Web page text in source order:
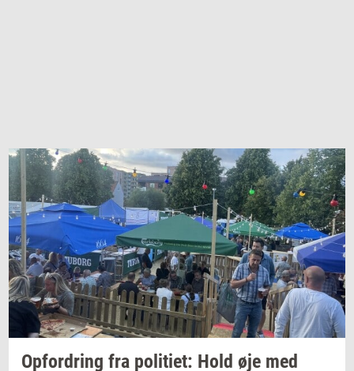
Op­for­dring fra po­li­ti­et: Hold øje med